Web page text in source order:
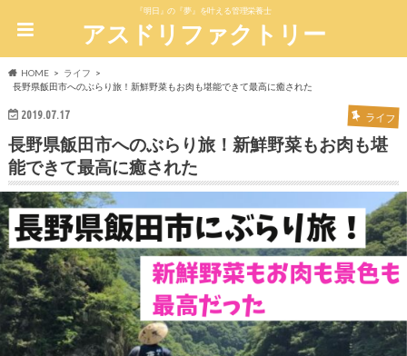
『明日』の『夢』を叶える管理栄養士
アスドリファクトリー
HOME
ライフ
長野県飯田市へのぶらり旅！新鮮野菜もお肉も堪能できて最高に癒された
2019.07.17 ライフ
長野県飯田市へのぶらり旅！新鮮野菜もお肉も堪
能できて最高に癒された